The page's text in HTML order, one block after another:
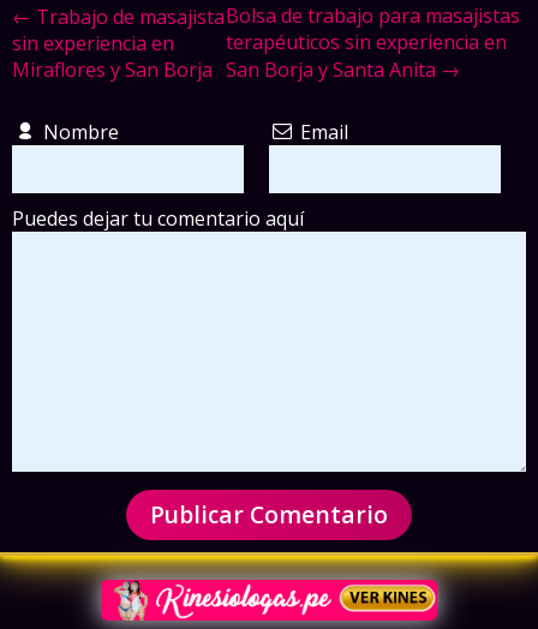
← Trabajo de masajista
sin experiencia en
Miraflores y San Borja
Bolsa de trabajo para masajistas
terapéuticos sin experiencia en
San Borja y Santa Anita →
Nombre Email
Puedes dejar tu comentario aquí